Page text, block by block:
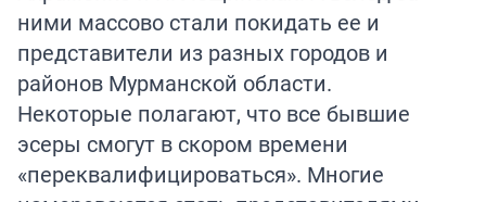
ними массово стали покидать ее и
представители из разных городов и
районов Мурманской области.
Некоторые полагают, что все бывшие
эсеры смогут в скором времени
«переквалифицироваться». Многие